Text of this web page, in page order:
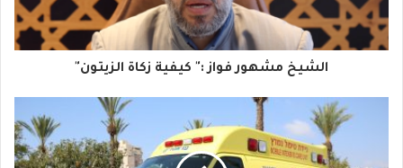
ك
ا
الشيخ مشهور فواز :" كيفية زكاة الزيتون"